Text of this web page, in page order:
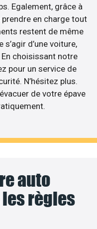
Egalement, grâce à
en charge tout
restent de même
d’une voiture,
En choisissant notre
pour un service de
N’hésitez plus.
de votre épave
auto
règles